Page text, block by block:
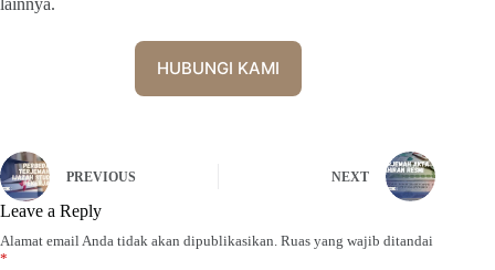
lainnya.
HUBUNGI KAMI
PREVIOUS NEXT
Leave a Reply
Alamat email Anda tidak akan dipublikasikan. Ruas yang wajib ditandai
*